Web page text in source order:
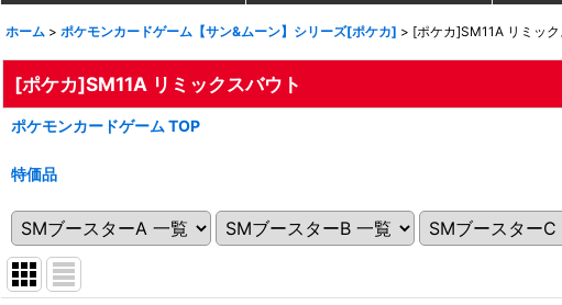
ホーム > ポケモンカードゲーム【サン&ムーン】シリーズ[ポケカ] > [ポケカ]SM11A リミック
[ポケカ]SM11A リミックスバウト
ポケモンカードゲーム TOP
特価品